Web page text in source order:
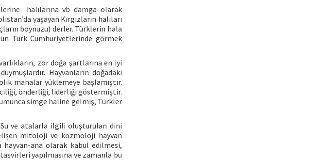
halılarına vb damga olarak
yaşayan Kırgızların halıları
boynuzu) derler. Türklerin hala
Türk Cumhuriyetlerinde görmek
zor doğa şartlarına en iyi
Hayvanların doğadaki
manalar yüklemeye başlamıştır.
önderliği, liderliği göstermiştir.
simge haline gelmiş, Türkler
Su ve atalarla ilgili oluşturulan dini
mitoloji ve kozmoloji hayvan
hayvan-ana olarak kabul edilmesi,
yapılmasına ve zamanla bu